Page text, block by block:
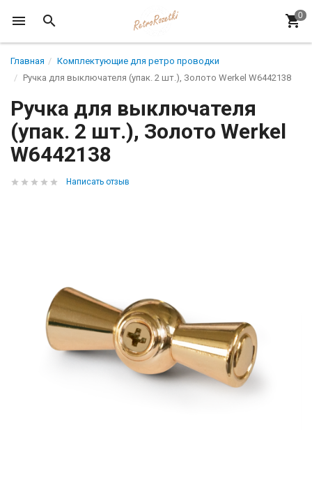
Главная
Комплектующие для ретро проводки
Ручка для выключателя (упак. 2 шт.), Золото Werkel W6442138
Ручка для выключателя
(упак. 2 шт.), Золото Werkel
W6442138
Написать отзыв